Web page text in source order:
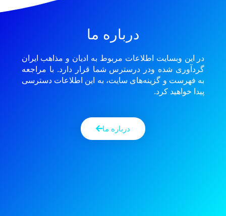
درباره ما
در این وبسایت اطلاعات مربوط به ادیان و مذاهب ایران
گردآوری شده ودر درسترس شما قرار دارد. با مراجعه
به فهرست و گزینه‌های سایت، به این اطلاعات دسترسی
پیدا خواهید کرد.
درباره ما